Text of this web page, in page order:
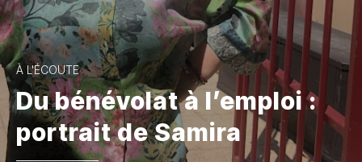
À L'ÉCOUTE
Du bénévolat à l’emploi :
portrait de Samira